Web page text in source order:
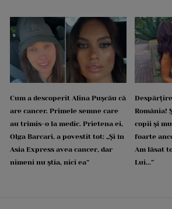
Cum a descoperit Alina Pușcău că
are cancer. Primele semne care
au trimis-o la medic. Prietena ei,
Olga Barcari, a povestit tot: „Și în
Asia Express avea cancer, dar
nimeni nu știa, nici ea”
România!
copii și
foarte
Am lăsat
Lui...”